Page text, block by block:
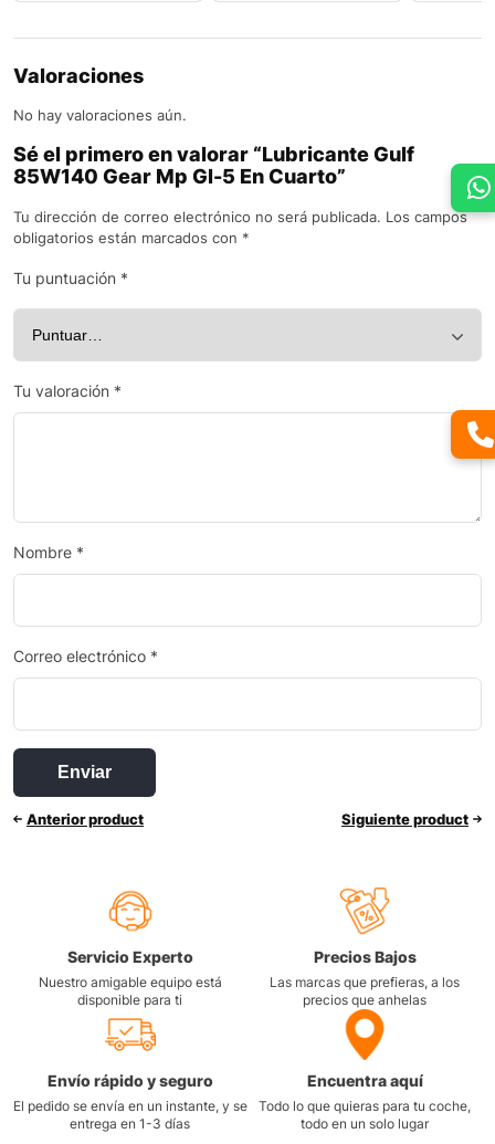
Valoraciones
No hay valoraciones aún.
Sé el primero en valorar “Lubricante Gulf
85W140 Gear Mp Gl-5 En Cuarto”
Tu dirección de correo electrónico no será publicada. Los campos
obligatorios están marcados con *
Tu puntuación *
Tu valoración *
Nombre *
Correo electrónico *
Anterior product Siguiente product
Servicio Experto
Nuestro amigable equipo está
disponible para ti
Precios Bajos
Las marcas que prefieras, a los
precios que anhelas
Envío rápido y seguro
El pedido se envía en un instante, y se
entrega en 1-3 días
Encuentra aquí
Todo lo que quieras para tu coche,
todo en un solo lugar